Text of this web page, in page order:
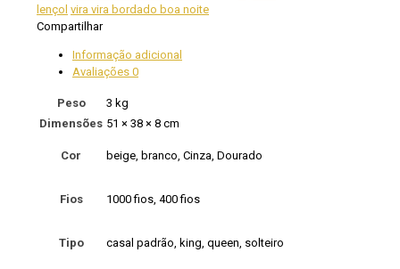
lençol vira vira bordado boa noite
Compartilhar
Informação adicional
Avaliações 0
Peso
3 kg
Dimensões 51 × 38 × 8 cm
Cor beige, branco, Cinza, Dourado
Fios 1000 fios, 400 fios
Tipo casal padrão, king, queen, solteiro